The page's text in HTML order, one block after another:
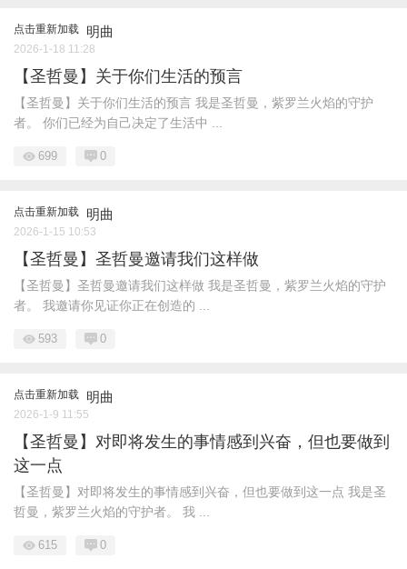
点击重新加载 明曲
2026-1-18 11:28
【圣哲曼】关于你们生活的预言
【圣哲曼】关于你们生活的预言 我是圣哲曼，紫罗兰火焰的守护
者。 你们已经为自己决定了生活中 ...
699 0
点击重新加载 明曲
2026-1-15 10:53
【圣哲曼】圣哲曼邀请我们这样做
【圣哲曼】圣哲曼邀请我们这样做 我是圣哲曼，紫罗兰火焰的守护
者。 我邀请你见证你正在创造的 ...
593 0
点击重新加载 明曲
2026-1-9 11:55
【圣哲曼】对即将发生的事情感到兴奋，但也要做到
这一点
【圣哲曼】对即将发生的事情感到兴奋，但也要做到这一点 我是圣
哲曼，紫罗兰火焰的守护者。 我 ...
615 0